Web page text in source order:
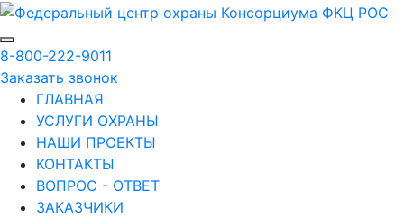
8-800-222-9011
Заказать звонок
ГЛАВНАЯ
УСЛУГИ ОХРАНЫ
НАШИ ПРОЕКТЫ
КОНТАКТЫ
ВОПРОС - ОТВЕТ
ЗАКАЗЧИКИ